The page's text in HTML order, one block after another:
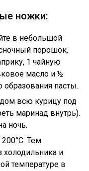
ножки:
в небольшой
порошок,
1 чайную
масло и ½
пасты.
всю курицу под
маринад внутрь).
ночь.
Тем
холодильника и
температуре в